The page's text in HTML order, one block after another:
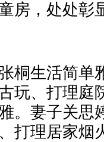
房，处处彰
桐生活简单
玩、打理庭
。妻子关思
打理居家烟